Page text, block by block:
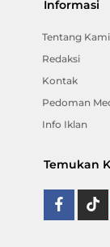
Informasi
Tentang Kami
Redaksi
Kontak
Pedoman
Info Iklan
Temukan